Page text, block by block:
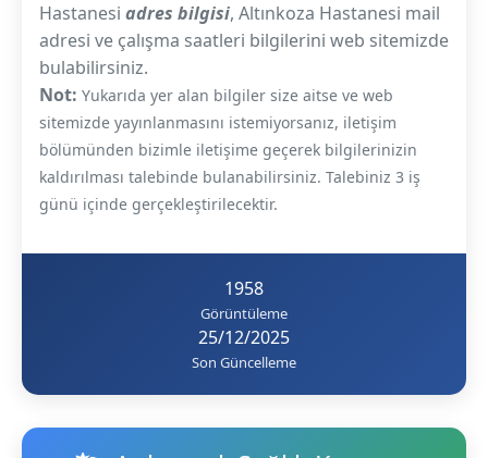
Hastanesi adres bilgisi, Altınkoza Hastanesi mail
adresi ve çalışma saatleri bilgilerini web sitemizde
bulabilirsiniz.
Not: Yukarıda yer alan bilgiler size aitse ve web
sitemizde yayınlanmasını istemiyorsanız, iletişim
bölümünden bizimle iletişime geçerek bilgilerinizin
kaldırılması talebinde bulanabilirsiniz. Talebiniz 3 iş
günü içinde gerçekleştirilecektir.
1958
Görüntüleme
25/12/2025
Son Güncelleme